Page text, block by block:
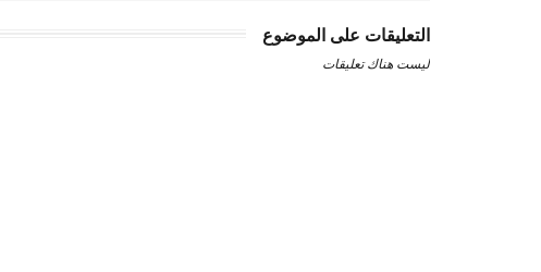
التعليقات على الموضوع
ليست هناك تعليقات